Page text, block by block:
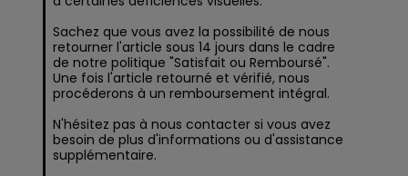
Sachez que vous avez la possibilité de nous
retourner l'article sous 14 jours dans le cadre
de notre politique "Satisfait ou Remboursé".
Une fois l'article retourné et vérifié, nous
procéderons à un remboursement intégral.
N'hésitez pas à nous contacter si vous avez
besoin de plus d'informations ou d'assistance
supplémentaire.